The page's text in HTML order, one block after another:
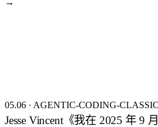
05.06 · AGENTIC-CODING-
Jesse Vincent《我在 2025 年 9